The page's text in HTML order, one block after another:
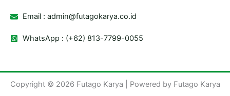
Email :admin@futagokarya.co.id
WhatsApp : (+62) 813-7799-0055
Copyright © 2026 Futago Karya | Powered by Futago Karya